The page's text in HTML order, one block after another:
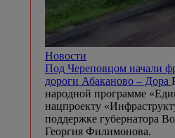
Новости
Под Череповцом начали
дороги Абаканово – Дора
народной программе
нацпроекту
поддержке губернатора
Георгия Филимонова.